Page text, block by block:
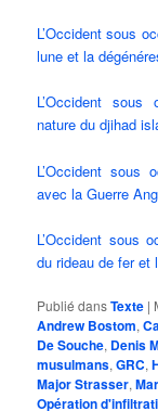
L’Occident sous
lune et la
L’Occident
nature du djihad
L’Occident sous
avec la Guerre
L’Occident sous
du rideau de fer et
Publié dansTexte |
Andrew Bostom,
De Souche, Denis
musulmans,GRC,
Major Strasser,
Opération